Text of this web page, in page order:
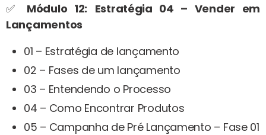
✅ Módulo 12: Estratégia 04 – Vender em
Lançamentos
01 – Estratégia de lançamento
02 – Fases de um lançamento
03 – Entendendo o Processo
04 – Como Encontrar Produtos
05 – Campanha de Pré Lançamento – Fase 01